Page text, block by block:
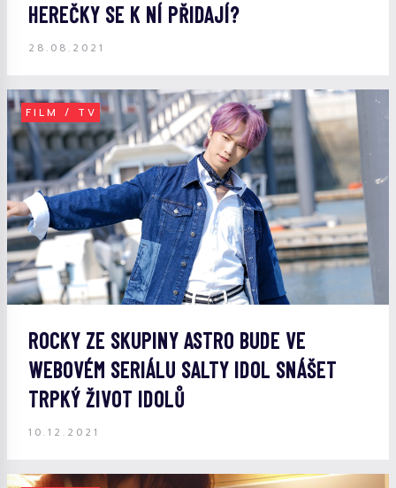
HEREČKY SE K NÍ PŘIDAJÍ?
28.08.2021
FILM / TV
ROCKY ZE SKUPINY ASTRO BUDE VE
WEBOVÉM SERIÁLU SALTY IDOL SNÁŠET
TRPKÝ ŽIVOT IDOLŮ
10.12.2021